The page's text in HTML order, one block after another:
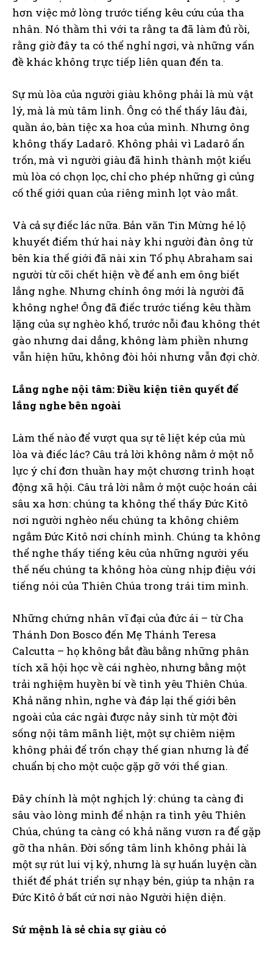
hơn việc mở lòng trước tiếng kêu cứu của tha
nhân. Nó thầm thì với ta rằng ta đã làm đủ rồi,
rằng giờ đây ta có thể nghỉ ngơi, và những vấn
đề khác không trực tiếp liên quan đến ta.
Sự mù lòa của người giàu không phải là mù vật
lý, mà là mù tâm linh. Ông có thể thấy lâu đài,
quần áo, bàn tiệc xa hoa của mình. Nhưng ông
không thấy Ladarô. Không phải vì Ladarô ẩn
trốn, mà vì người giàu đã hình thành một kiểu
mù lòa có chọn lọc, chỉ cho phép những gì củng
cố thế giới quan của riêng mình lọt vào mắt.
Và cả sự điếc lác nữa. Bản văn Tin Mừng hé lộ
khuyết điểm thứ hai này khi người đàn ông từ
bên kia thế giới đã nài xin Tổ phụ Abraham sai
người từ cõi chết hiện về để anh em ông biết
lắng nghe. Nhưng chính ông mới là người đã
không nghe! Ông đã điếc trước tiếng kêu thầm
lặng của sự nghèo khổ, trước nỗi đau không thét
gào nhưng dai dẳng, không làm phiền nhưng
vẫn hiện hữu, không đòi hỏi nhưng vẫn đợi chờ.
Lắng nghe nội tâm: Điều kiện tiên quyết để
lắng nghe bên ngoài
Làm thế nào để vượt qua sự tê liệt kép của mù
lòa và điếc lác? Câu trả lời không nằm ở một nỗ
lực ý chí đơn thuần hay một chương trình hoạt
động xã hội. Câu trả lời nằm ở một cuộc hoán cải
sâu xa hơn: chúng ta không thể thấy Đức Kitô
nơi người nghèo nếu chúng ta không chiêm
ngắm Đức Kitô nơi chính mình. Chúng ta không
thể nghe thấy tiếng kêu của những người yếu
thế nếu chúng ta không hòa cùng nhịp điệu với
tiếng nói của Thiên Chúa trong trái tim mình.
Những chứng nhân vĩ đại của đức ái – từ Cha
Thánh Don Bosco đến Mẹ Thánh Teresa
Calcutta – họ không bắt đầu bằng những phân
tích xã hội học về cái nghèo, nhưng bằng một
trải nghiệm huyền bí về tình yêu Thiên Chúa.
Khả năng nhìn, nghe và đáp lại thế giới bên
ngoài của các ngài được nảy sinh từ một đời
sống nội tâm mãnh liệt, một sự chiêm niệm
không phải để trốn chạy thế gian nhưng là để
chuẩn bị cho một cuộc gặp gỡ với thế gian.
Đây chính là một nghịch lý: chúng ta càng đi
sâu vào lòng mình để nhận ra tình yêu Thiên
Chúa, chúng ta càng có khả năng vươn ra để gặp
gỡ tha nhân. Đời sống tâm linh không phải là
một sự rút lui vị kỷ, nhưng là sự huấn luyện cần
thiết để phát triển sự nhạy bén, giúp ta nhận ra
Đức Kitô ở bất cứ nơi nào Người hiện diện.
Sứ mệnh là sẻ chia sự giàu có